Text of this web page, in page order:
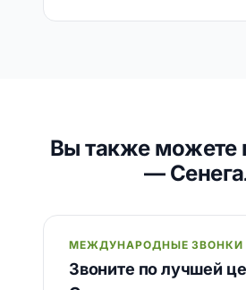
Вы также можете
—
МЕЖДУНАРОДНЫЕ ЗВОНКИ
Звоните по лучшей